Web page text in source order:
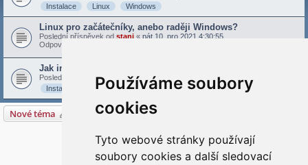
Používáme soubory
cookies
Tyto webové stránky používají
soubory cookies a další sledovací
Instalace
Linux Windows
Linux pro začátečníky, anebo raději Windows?
Poslední příspěvek od stani « pát 10. pro 2021 4:30:55
Odpovědi:
Jak instalovat Linux
Poslední příspěvek od stani «
úte 18. srp 2020 9:47:40
Instalace
Linux
Nové téma
Přejít na